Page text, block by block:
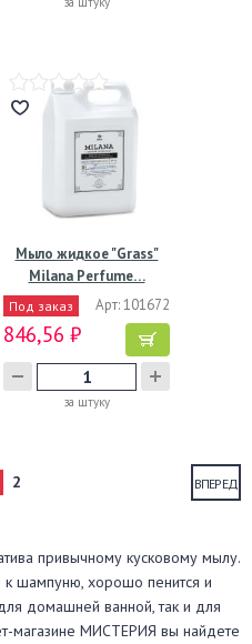
Мыло жидкое "Grass"
Milana Perfume…
Под заказ Арт: 101672
846,56 ₽
за штуку
ВПЕРЕД
2
привычному кусковому мылу.
к шампуню, хорошо пенится и
домашней ванной, так и для
магазине МИСТЕРИЯ вы найдете